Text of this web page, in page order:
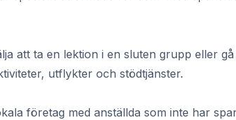
att ta en lektion i en sluten grupp eller
utflykter och stödtjänster.
företag med anställda som inte har